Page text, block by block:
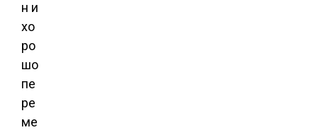
н и
хо
ро
шо
пе
ре
ме